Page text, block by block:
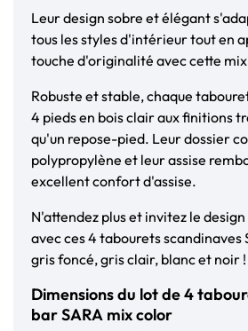
Leur design sobre et élégant
tous les styles d'intérieur tout en
touche d'originalité avec cette
Robuste et stable, chaque
4 pieds en bois clair aux finitions
qu'un repose-pied. Leur dossier
polypropylène et leur assise
excellent confort d'assise.
N'attendez plus et invitez le
avec ces 4 tabourets scandinaves
gris foncé, gris clair, blanc et noir !
Dimensions du lot de 4
bar SARA mix color